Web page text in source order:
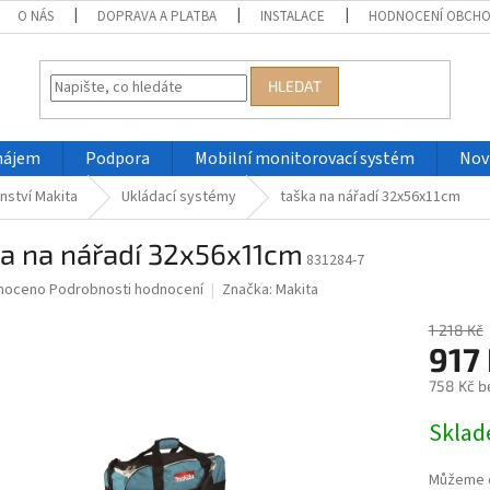
O NÁS DOPRAVA A PLATBA INSTALACE HODNOCENÍ
HLEDAT
Podpora Mobilní monitorovací systém
Makita Ukládací systémy taška na nářadí 32x56x11cm
na nářadí 32x56x11cm 831284-7
Podrobnosti hodnocení Značka: Makita
1 218 Kč
917
758 Kč
cena:
Můžeme